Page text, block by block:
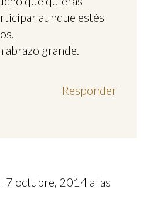
aunque estés
abrazo grande.
Responder
7 octubre, 2014 a las